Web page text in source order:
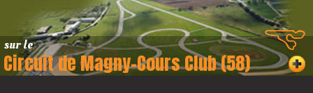
sur le
Circuit de Magny-Cours Club (58)